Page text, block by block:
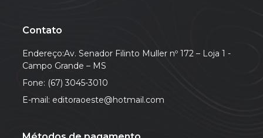
Contato
Endereço:Av. Senador Filinto Muller nº 172 – Loja 1 -
Campo Grande – MS
Fone: (67) 3045-3010
E-mail: editoraoeste@hotmail.com